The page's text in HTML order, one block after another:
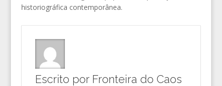
historiográfica contemporânea.
Escrito por Fronteira do Caos